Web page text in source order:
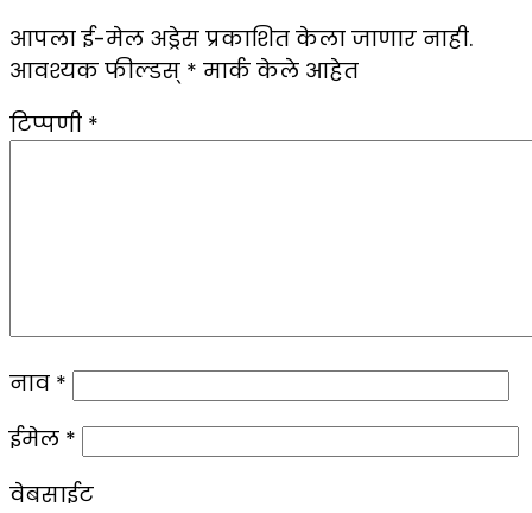
आपला ई-मेल अड्रेस प्रकाशित केला जाणार नाही.
आवश्यक फील्डस् * मार्क केले आहेत
टिप्पणी *
नाव *
ईमेल *
वेबसाईट